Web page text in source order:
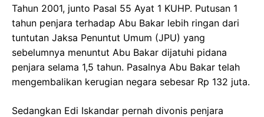
Tahun 2001, junto Pasal 55 Ayat 1 KUHP. Putusan 1
tahun penjara terhadap Abu Bakar lebih ringan dari
tuntutan Jaksa Penuntut Umum (JPU) yang
sebelumnya menuntut Abu Bakar dijatuhi pidana
penjara selama 1,5 tahun. Pasalnya Abu Bakar telah
mengembalikan kerugian negara sebesar Rp 132 juta.
Sedangkan Edi Iskandar pernah divonis penjara